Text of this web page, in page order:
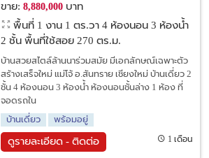
ขาย: 8,880,000บาท
พื้นที่ 1 งาน 1 ตร.วา 4 ห้องนอน 3 ห้องน้ำ
2 ชั้น พื้นที่ใช้สอย 270 ตร.ม.
บ้านสวยสไตล์ล้านนาร่วมสมัย มีเอกลักษณ์เฉพาะตัว
สร้างเสร็จใหม่ แม่โจ้ อ.สันทราย เชียงใหม่ บ้านเดี่ยว 2
ชั้น 4 ห้องนอน 3 ห้องน้ำ ห้องนอนชั้นล่าง 1 ห้อง ที่
จอดรถใน
บ้านเดี่ยว
พร้อมอยู่
ดูรายละเอียด - ติดต่อ 1 เดือน